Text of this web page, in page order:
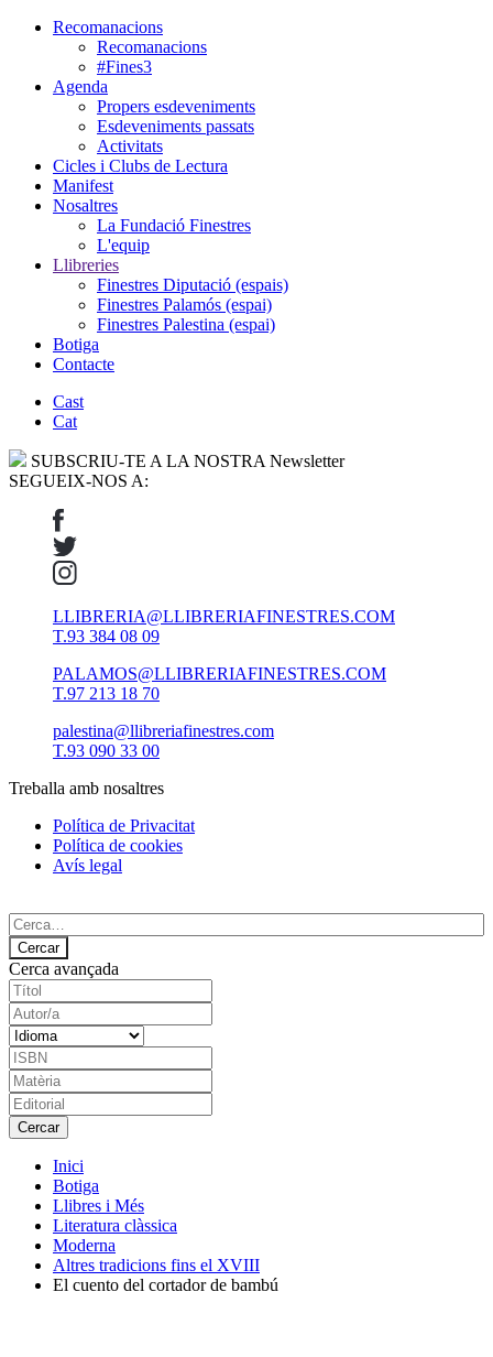
Recomanacions
Recomanacions
#Fines3
Agenda
Propers esdeveniments
Esdeveniments passats
Activitats
Cicles i Clubs de Lectura
Manifest
Nosaltres
La Fundació Finestres
L'equip
Llibreries
Finestres Diputació (espais)
Finestres Palamós (espai)
Finestres Palestina (espai)
Botiga
Contacte
Cast
Cat
SUBSCRIU-TE A LA NOSTRA Newsletter
SEGUEIX-NOS A:
LLIBRERIA@LLIBRERIAFINESTRES.COM
T.93 384 08 09
PALAMOS@LLIBRERIAFINESTRES.COM
T.97 213 18 70
palestina@llibreriafinestres.com
T.93 090 33 00
Treballa amb nosaltres
Política de Privacitat
Política de cookies
Avís legal
Cerca avançada
Inici
Botiga
Llibres i Més
Literatura clàssica
Moderna
Altres tradicions fins el XVIII
El cuento del cortador de bambú